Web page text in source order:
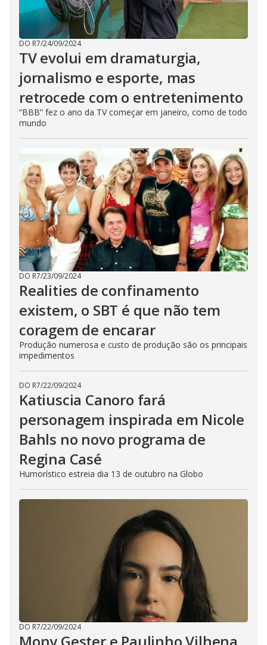
DO R7/24/09/2024
TV evolui em dramaturgia,
jornalismo e esporte, mas
retrocede com o entretenimento
“BBB” fez o ano da TV começar em janeiro, como de todo
mundo
DO R7/23/09/2024
Realities de confinamento
existem, o SBT é que não tem
coragem de encarar
Produção numerosa e custo de produção são os principais
impedimentos
DO R7/22/09/2024
Katiuscia Canoro fará
personagem inspirada em Nicole
Bahls no novo programa de
Regina Casé
Humorístico estreia dia 13 de outubro na Globo
DO R7/22/09/2024